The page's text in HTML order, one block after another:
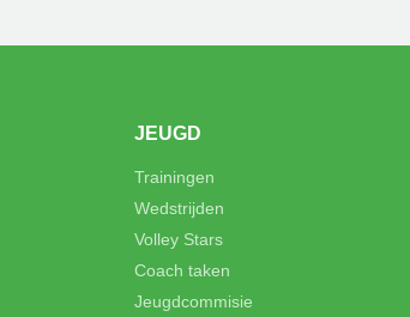
JEUGD
Trainingen
Wedstrijden
Volley Stars
Coach taken
Jeugdcommisie